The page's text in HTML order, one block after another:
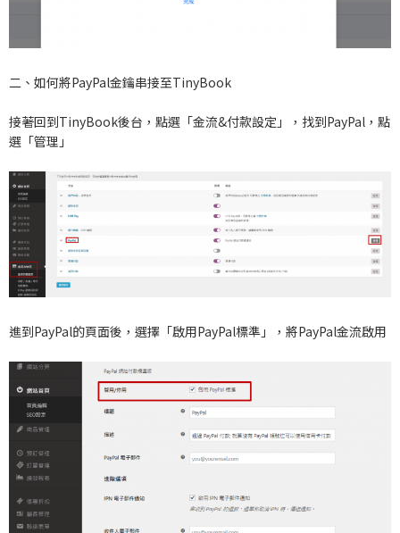
二、如何將PayPal金鑰串接至TinyBook
接著回到TinyBook後台，點選「金流&付款設定」，找到PayPal，點
選「管理」
進到PayPal的頁面後，選擇「啟用PayPal標準」，將PayPal金流啟用